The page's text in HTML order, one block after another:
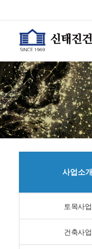
사업소개
토목사업
건축사업